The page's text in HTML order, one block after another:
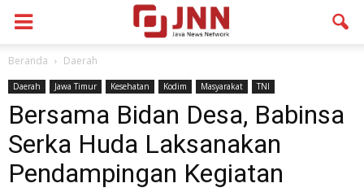
Beranda Daerah
Daerah Jawa Timur Kesehatan Kodim Masyarakat TNI
Bersama Bidan Desa, Babinsa
Serka Huda Laksanakan
Pendampingan Kegiatan